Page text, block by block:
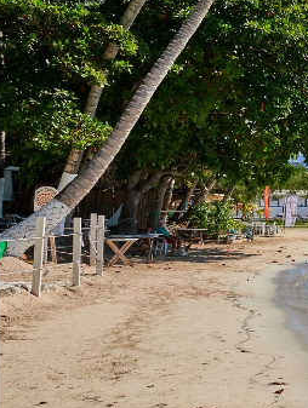
クルーズ検索
船内へようこそ